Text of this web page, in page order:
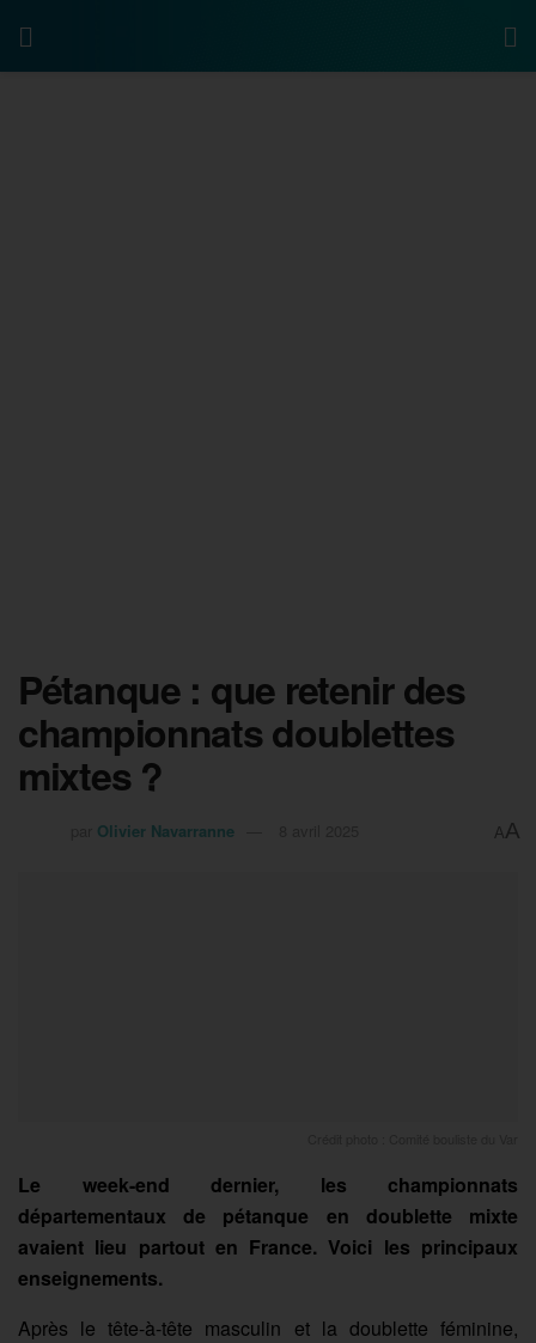
Pétanque : que retenir des
championnats doublettes
mixtes ?
Olivier Navarranne AA
Le week-end dernier, les championnats
départementaux de pétanque en doublette mixte
avaient lieu partout en France. Voici les principaux
enseignements.
Après le tête-à-tête masculin et la doublette féminine,